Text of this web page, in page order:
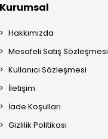
Kurumsal
Hakkımızda
Mesafeli Satış Sözleşmesi
Kullanıcı Sözleşmesi
İletişim
İade Koşulları
Gizlilik Politikası